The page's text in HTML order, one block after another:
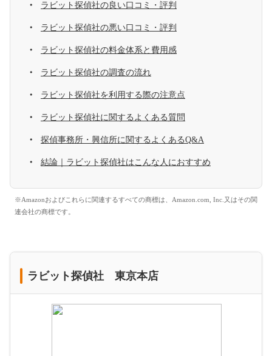
ラビット探偵社の良い口コミ・評判
ラビット探偵社の悪い口コミ・評判
ラビット探偵社の料金体系と費用感
ラビット探偵社の調査の流れ
ラビット探偵社を利用する際の注意点
ラビット探偵社に関するよくある質問
探偵事務所・興信所に関するよくあるQ&A
結論｜ラビット探偵社はこんな人におすすめ
※Amazonおよびこれらに関連するすべての商標は、Amazon.com, Inc.又はその関
連会社の商標です。
ラビット探偵社 東京本店